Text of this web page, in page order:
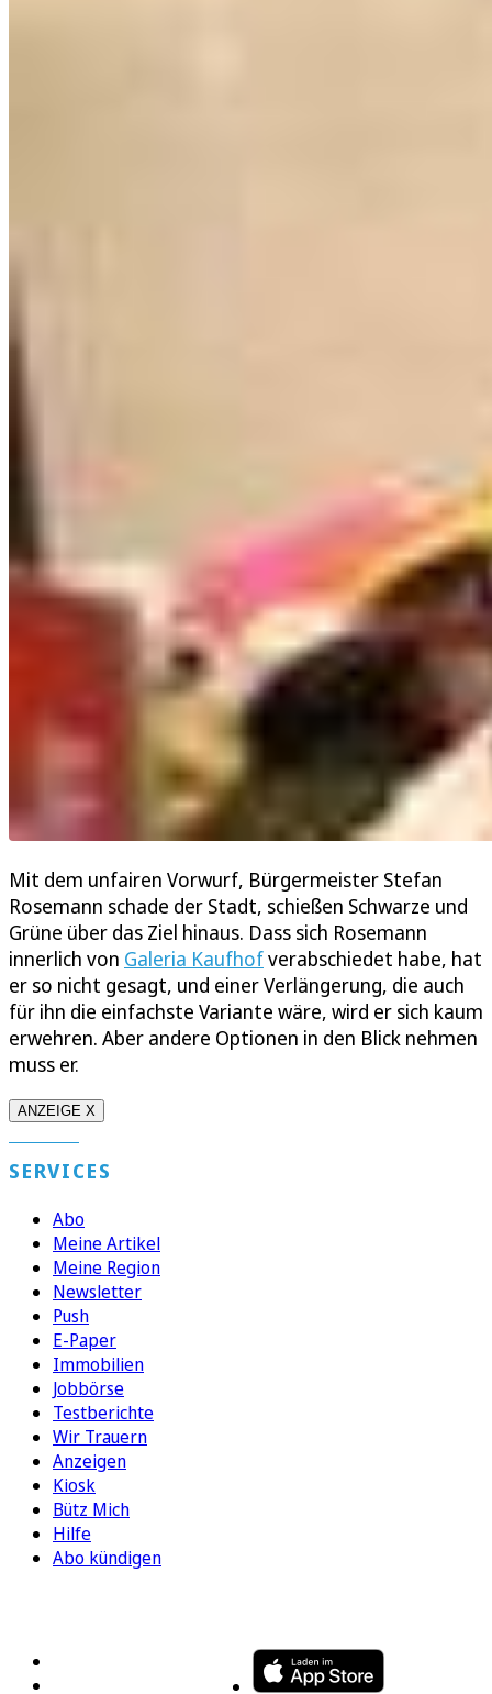
Mit dem unfairen Vorwurf, Bürgermeister Stefan
Rosemann schade der Stadt, schießen Schwarze und
Grüne über das Ziel hinaus. Dass sich Rosemann
innerlich von Galeria Kaufhofverabschiedet habe, hat
er so nicht gesagt, und einer Verlängerung, die auch
für ihn die einfachste Variante wäre, wird er sich kaum
erwehren. Aber andere Optionen in den Blick nehmen
muss er.
ANZEIGE X
SERVICES
Abo
Meine Artikel
Meine Region
Newsletter
Push
E-Paper
Immobilien
Jobbörse
Testberichte
Wir Trauern
Anzeigen
Kiosk
Bütz Mich
Hilfe
Abo kündigen